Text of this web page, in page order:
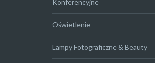
Konferencyjne
Oświetlenie
Lampy Fotograficzne & Beauty